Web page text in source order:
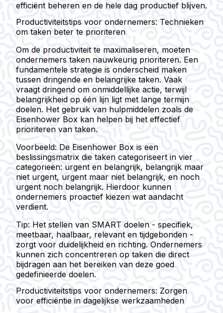
efficiënt beheren en de hele dag productief blijven.
Productiviteitstips voor ondernemers: Technieken
om taken beter te prioriteren
Om de productiviteit te maximaliseren, moeten
ondernemers taken nauwkeurig prioriteren. Een
fundamentele strategie is onderscheid maken
tussen dringende en belangrijke taken. Vaak
vraagt dringend om onmiddellijke actie, terwijl
belangrijkheid op één lijn ligt met lange termijn
doelen. Het gebruik van hulpmiddelen zoals de
Eisenhower Box kan helpen bij het effectief
prioriteren van taken.
Voorbeeld: De Eisenhower Box is een
beslissingsmatrix die taken categoriseert in vier
categorieën: urgent en belangrijk, belangrijk maar
niet urgent, urgent maar niet belangrijk, en noch
urgent noch belangrijk. Hierdoor kunnen
ondernemers proactief kiezen wat aandacht
verdient.
Tip: Het stellen van SMART doelen - specifiek,
meetbaar, haalbaar, relevant en tijdgebonden -
zorgt voor duidelijkheid en richting. Ondernemers
kunnen zich concentreren op taken die direct
bijdragen aan het bereiken van deze goed
gedefinieerde doelen.
Productiviteitstips voor ondernemers: Zorgen
voor efficiëntie in dagelijkse werkzaamheden